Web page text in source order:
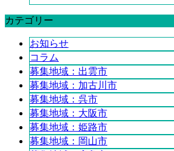
カテゴリー
お知らせ
コラム
募集地域：出雲市
募集地域：加古川市
募集地域：呉市
募集地域：大阪市
募集地域：姫路市
募集地域：岡山市